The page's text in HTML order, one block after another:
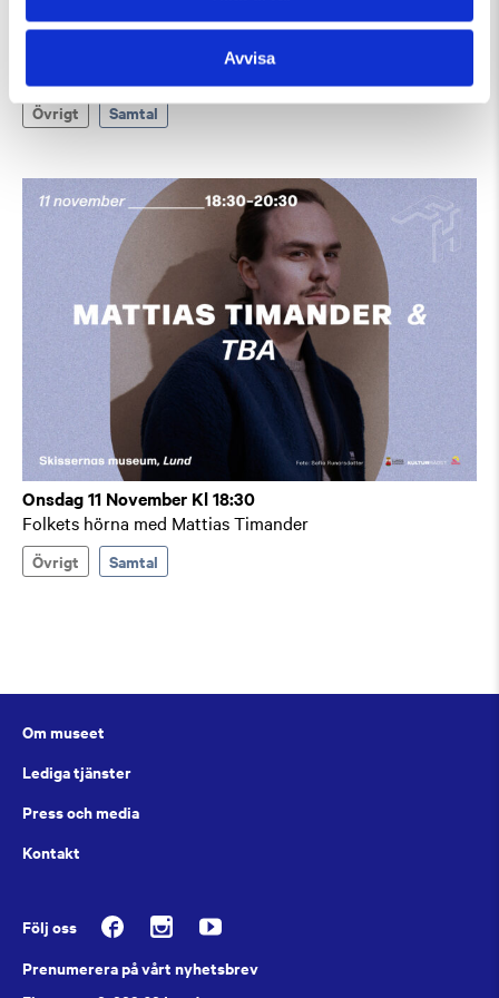
Avvisa
Onsdag 21 Oktober Kl 18:30
Övrigt Samtal
Onsdag 11 November Kl 18:30
Folkets hörna med Mattias Timander
Övrigt Samtal
Om museet
Lediga tjänster
Press och media
Kontakt
Följ oss
Prenumerera på vårt nyhetsbrev